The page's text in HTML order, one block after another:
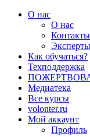
Перейти
содержимому
О нас
О нас
Контакты
Эксперты
Как обучаться?
Техподдержка
Медиатека
Все курсы
volonter.ru
Мой аккаунт
Профиль